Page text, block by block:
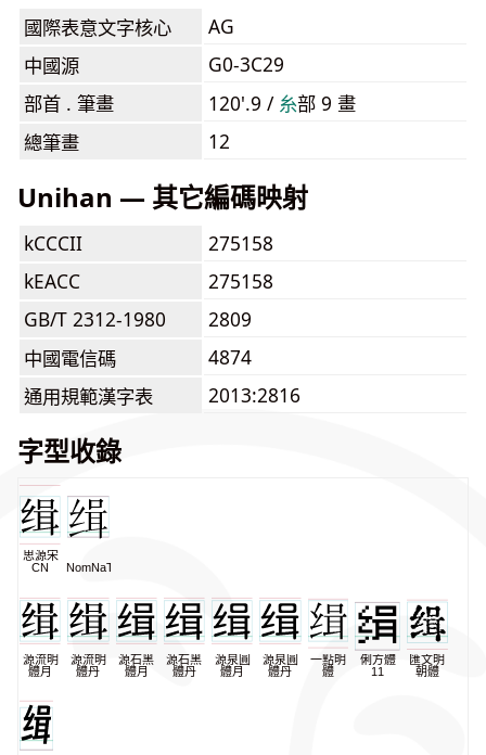
國際表意文字核心
AG
中國源
G0-3C29
部首 . 筆畫
120'.9 / ⽷部 9 畫
總筆畫
12
Unihan — 其它編碼映射
kCCCII
275158
kEACC
275158
GB/T 2312-1980
2809
中國電信碼
4874
通用規範漢字表
2013:2816
字型收錄
思源宋
CN
NomNaTong
源流明
體月
源流明
體丹
源石黑
體月
源石黑
體丹
源泉圓
體月
源泉圓
體丹
一點明
體
俐方體
11
匯文明
朝體